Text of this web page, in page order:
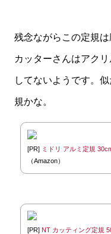
残念ながらこの定規
カッターさんはアク
してないようです。
規かな。
[PR] ミドリ アルミ定規
（Amazon）
[PR] NT カッティング定規